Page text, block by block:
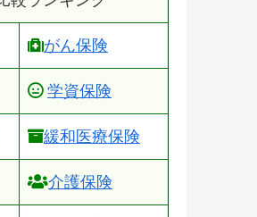
がん保険
学資保険
緩和医療保険
介護保険